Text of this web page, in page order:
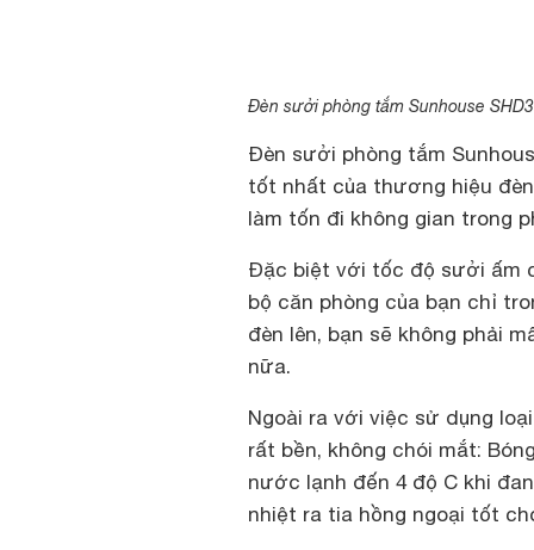
Đèn sưởi phòng tắm Sunhouse
Đèn sưởi phòng tắm
tốt nhất của thương hiệu
làm tốn đi không gian trong
Đặc biệt với tốc độ sưởi ấm
bộ căn phòng của bạn chỉ
đèn lên, bạn sẽ không phải
nữa.
Ngoài ra với việc sử dụng
rất bền, không chói mắt:
nước lạnh đến 4 độ C khi
nhiệt ra tia hồng ngoại tốt